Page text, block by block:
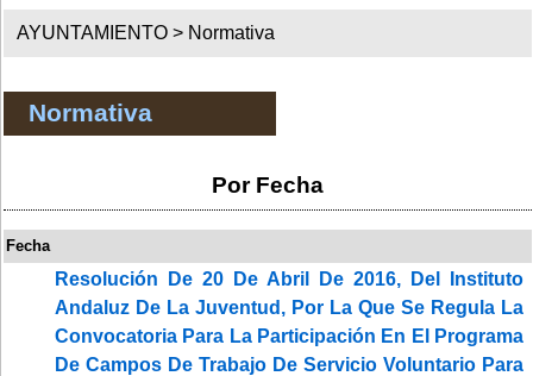
AYUNTAMIENTO > Normativa
Normativa
Por Fecha
Fecha
Resolución De 20 De Abril De 2016, Del Instituto
Andaluz De La Juventud, Por La Que Se Regula La
Convocatoria Para La Participación En El Programa
De Campos De Trabajo De Servicio Voluntario Para